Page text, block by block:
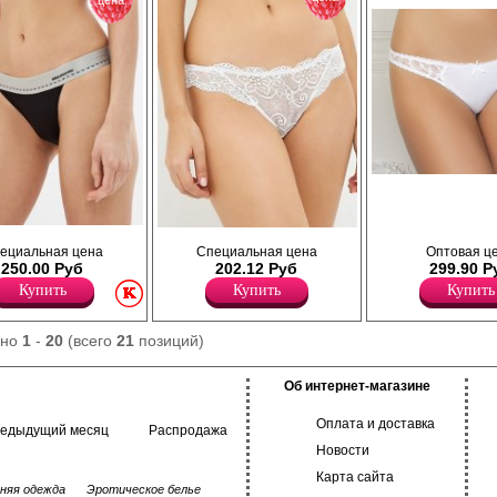
поясу.
цена
250.00 Руб
Купить
низкой посадкой - "на бёдрах".
Лайкра 15%
Полиамид 80%
Хлопок 5%
Специальная цена
202.12 Руб
Купить
Трусики танга из хлопка,
кружевными вставками,
Лайкра 6%
Нейлон 13%
Оптовая
299.90
Купить
1- 20(всего 21позиций)
месяц
Распродажа
одежда Эротическое белье
Об интернет-магазине
Оплата и доставка
Новости
Карта сайта